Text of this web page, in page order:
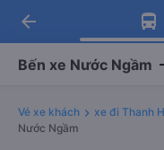
Tải
Nhận ưu
Tải
-30k/
arrow_back
Bến xe Nước Ngầm
Vé xe khách xe đi Thanh
Nước Ngầm